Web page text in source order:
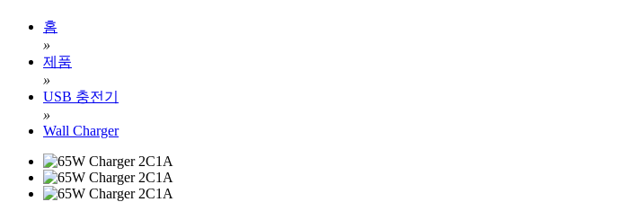
홈
»
제품
»
USB 충전기
»
Wall Charger